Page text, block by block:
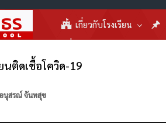
เกี่ยวกับโรงเรียน
ติดเชื้อโควิด-19
อนุสรณ์ จันทสุข